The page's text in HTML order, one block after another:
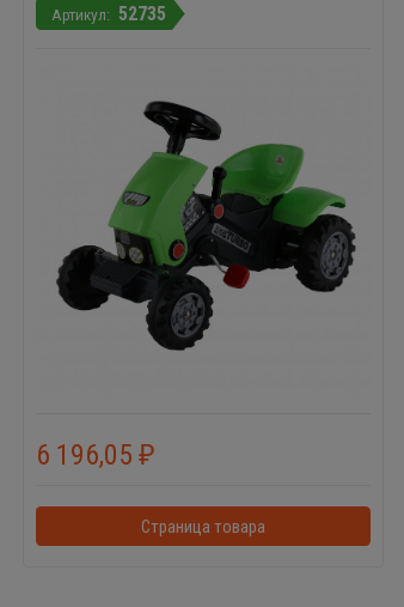
52735
6 196,05₽
Страница товара